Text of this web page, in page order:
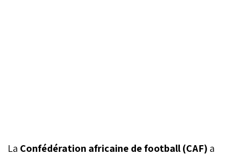
La Confédération africaine de football (CAF) a